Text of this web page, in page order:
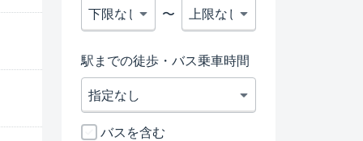
〜
駅までの徒歩・バス乗車時間
バスを含む